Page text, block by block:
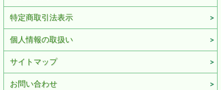
特定商取引法表示
個人情報の取扱い
サイトマップ
お問い合わせ